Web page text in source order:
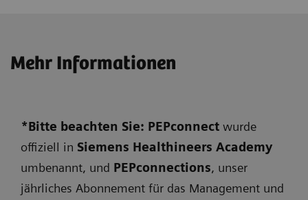
Mehr Informationen
*Bitte beachten Sie: PEPconnect wurde
offiziell in Siemens Healthineers Academy
umbenannt, und PEPconnections, unser
jährliches Abonnement für das Management und